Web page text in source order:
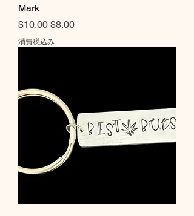
Mark
通常価格
$10.00 セール価格
$8.00
消費税込み